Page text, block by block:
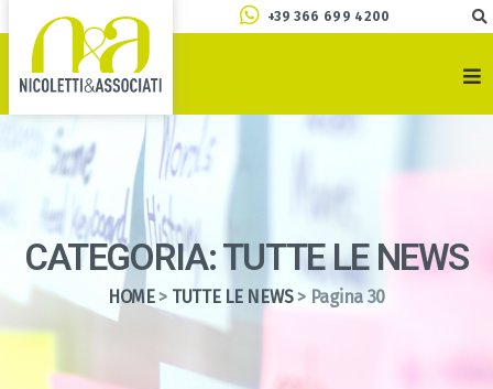
+39 366 699 4200
CATEGORIA: TUTTE LE NEWS
HOME> TUTTE LE NEWS> Pagina 30